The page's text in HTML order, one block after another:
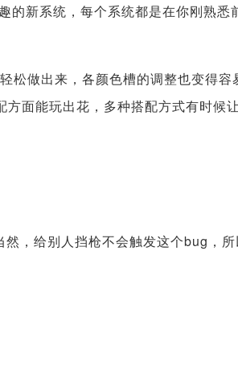
的新系统，每个系统都是在你刚熟悉
松做出来，各颜色槽的调整也变得容
面能玩出花，多种搭配方式有时候
，给别人挡枪不会触发这个bug，